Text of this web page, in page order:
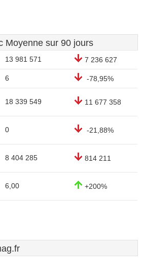
Moyenne sur 90 jours
13 981 571 7 236 627
6 -78,95%
18 339 549 11 677 358
0 -21,88%
8 404 285 814 211
6,00 +200%